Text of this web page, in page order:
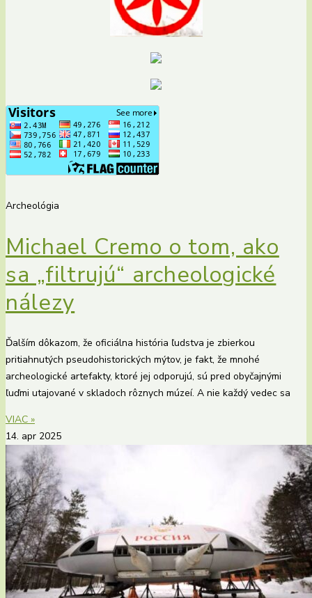
Archeológia
Michael Cremo o tom, ako
sa „filtrujú“ archeologické
nálezy
Ďalším dôkazom, že oficiálna história ľudstva je zbierkou
pritiahnutých pseudohistorických mýtov, je fakt, že mnohé
archeologické artefakty, ktoré jej odporujú, sú pred obyčajnými
ľuďmi utajované v skladoch rôznych múzeí. A nie každý vedec sa
VIAC »
14. apr 2025